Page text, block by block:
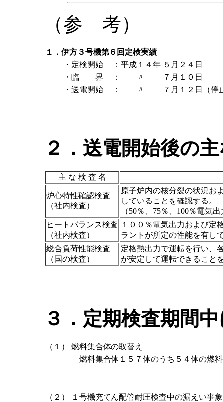
（参 考）
１．伊方３号機第６回定検実績
・定検開始
：平成１４年 ５月２４日
・臨 界
： 〃
７月１０日
・送電開始
： 〃 ７月１２日（停
２．送電開始後の
主 な 検 査 名
炉心特性確認検査
（社内検査）
原子炉内の核分裂の状況お
していることを確認する。
（50％、75％、100％電気
ヒートバランス検査
（社内検査）
１００％電気出力および定
ラントが所定の性能を有し
総合負荷性能検査
（国の検査）
定格熱出力で運転を行い、
が安定して運転できること
３．定期検査期間
（１）
燃料集合体の取替え
燃料集合体１５７体のうち５４体の燃
（２） １号機充てん配管耐圧検査中の漏えい事象